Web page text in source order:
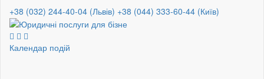
+38 (032) 244-40-04 (Львів) +38 (044) 333-60-44 (Київ)
Календар подій